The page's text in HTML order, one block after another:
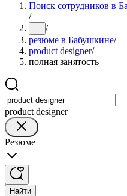
Поиск сотрудников в
/
... /
резюме в Бабушкине/
product designer/
полная занятость
product designer
Резюме
Найти